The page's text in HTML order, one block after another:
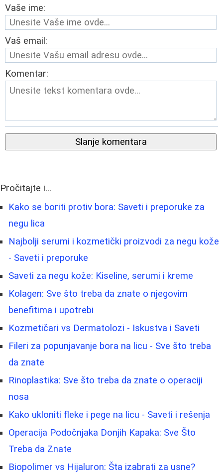
Vaše ime:
Vaš email:
Komentar:
Slanje komentara
Pročitajte i...
Kako se boriti protiv bora: Saveti i preporuke za
negu lica
Najbolji serumi i kozmetički proizvodi za negu kože
- Saveti i preporuke
Saveti za negu kože: Kiseline, serumi i kreme
Kolagen: Sve što treba da znate o njegovim
benefitima i upotrebi
Kozmetičari vs Dermatolozi - Iskustva i Saveti
Fileri za popunjavanje bora na licu - Sve što treba
da znate
Rinoplastika: Sve što treba da znate o operaciji
nosa
Kako ukloniti fleke i pege na licu - Saveti i rešenja
Operacija Podočnjaka Donjih Kapaka: Sve Što
Treba da Znate
Biopolimer vs Hijaluron: Šta izabrati za usne?